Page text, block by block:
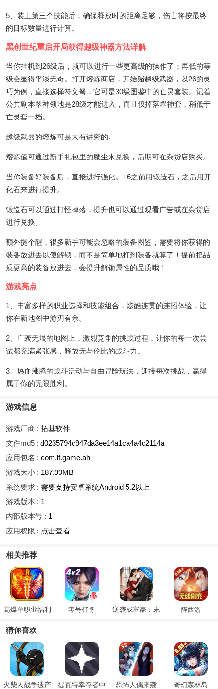
5、装上第三个技能后，确保释放时的距离足够，伤害将按最终
的目标数量进行计算。
黑创世纪重启开局获得越级神器方法详解
当你挂机到26级后，就可以进行一些更高级的操作了；再低的等
级会显得平淡无奇。打开熔炼商店，开始赌越级武器，以26的灵
巧为例，直接选择符文弩，它可是30级图鉴中的亡灵套装。记着
公共副本翠神领地是28级才能进入，而且仅掉落翠神套，稍低于
亡灵套一档。
越级武器的熔炼可是大有讲究的。
熔炼值可通过新手礼包里的魔尘来兑换，后期可在杂货店购买。
当你装备好装备后，直接进行强化。+6之前用锻造石，之后用开
化石来进行提升。
锻造石可以通过打怪掉落，提升也可以通过观看广告或在杂货店
进行兑换。
额外提个醒，很多新手可能会忽略的装备图鉴，需要将你获得的
装备放进去以便解锁，而不是简单地打到装备就算了！提前把品
质更高的装备放进去，会提升解锁属性的品质哦！
游戏亮点
1、丰富多样的职业选择和技能组合，炫酷连贯的连招体验，让
你在新地图中游刃有余。
2、广袤无垠的地图上，激烈竞争的挑战过程，让你的每一次尝
试都充满紧张感，释放无与伦比的战斗力。
3、热血沸腾的战斗活动与自由冒险玩法，迎接每次挑战，赢得
属于你的无限胜利。
游戏信息
游戏厂商 : 拓基软件
文件md5 : d0235794c947da3ee14a1ca4a4d2114a
应用包名 : com.lf.game.ah
游戏大小 : 187.99MB
系统要求 : 需要支持安卓系统Android 5.2以上
游戏版本 : 1
内部版本号 : 1
应用权限 : 点击查看
相关推荐
高爆单职业福利
零号任务
逆袭成富豪：末
醉西游
猜你喜欢
火柴人战争遗产
提瓦特幸存者中
恐怖人偶来袭 奇幻森林岛